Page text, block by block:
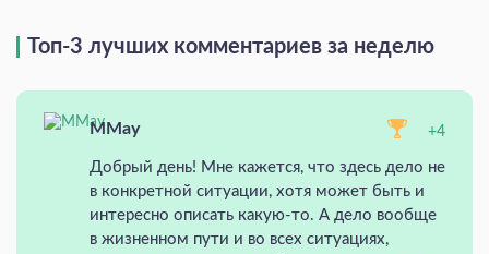
Топ-3 лучших комментариев за неделю
MMay +4
Добрый день! Мне кажется, что здесь дело не
в конкретной ситуации, хотя может быть и
интересно описать какую-то. А дело вообще
в жизненном пути и во всех ситуациях,